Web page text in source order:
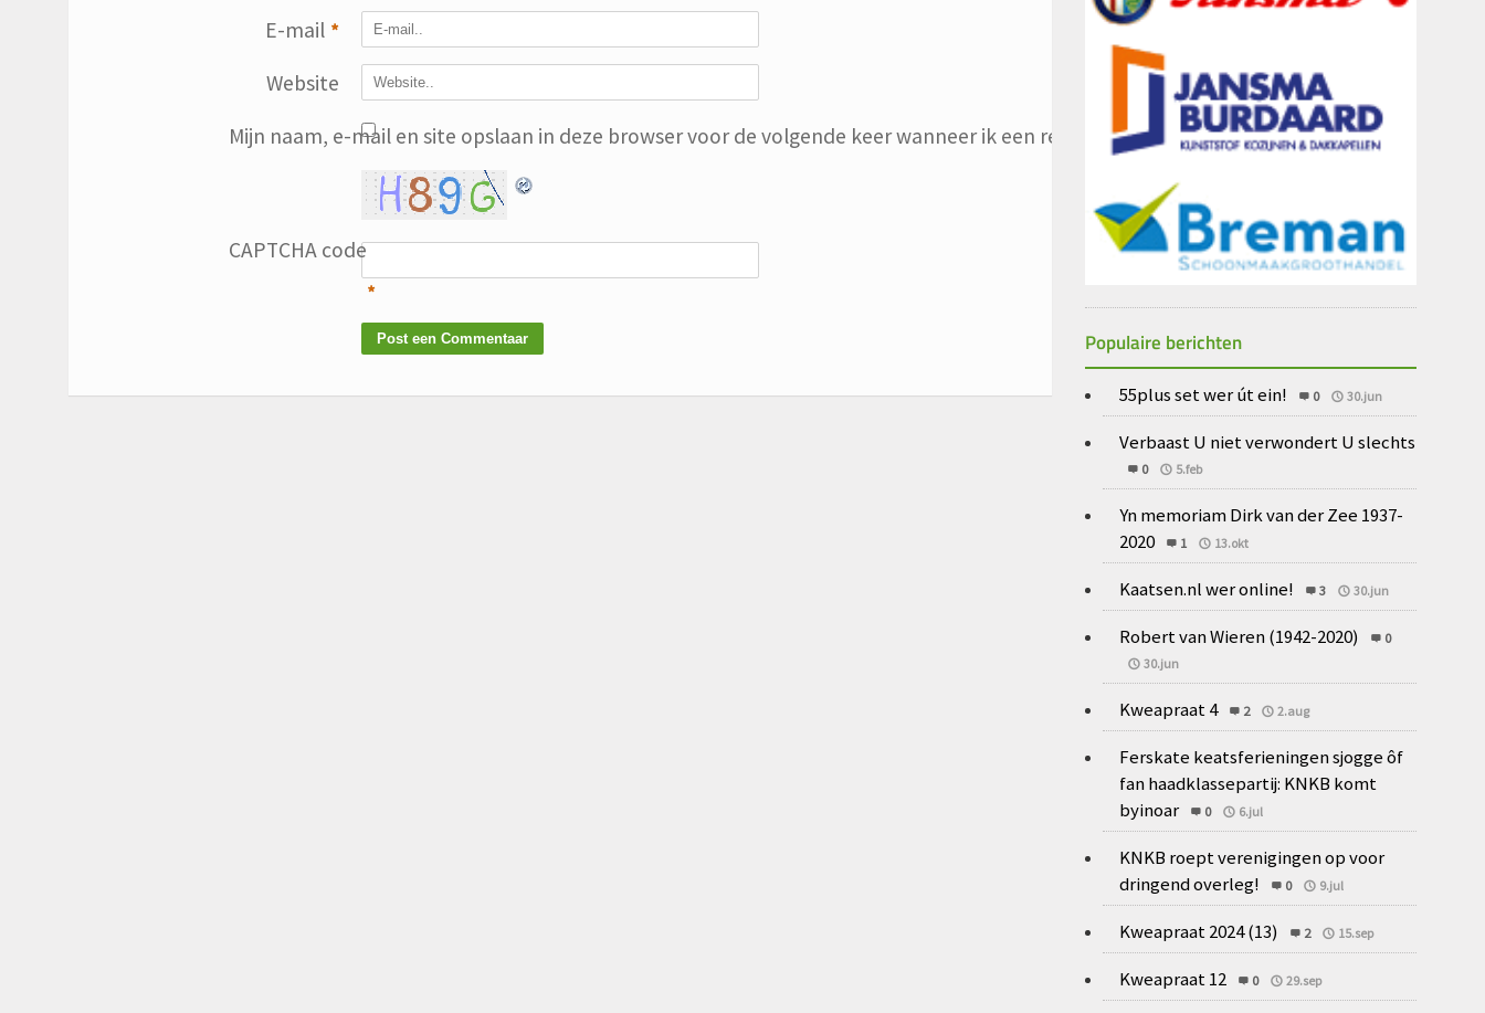
E-mail *
Website
Mijn naam, e-mail en site opslaan in deze browser voor de volgende keer wanneer ik een reactie plaats.
CAPTCHA code
*
Populaire berichten
55plus set wer út ein! 0 30.jun
Verbaast U niet verwondert U slechts
0 5.feb
Yn memoriam Dirk van der Zee 1937-
2020
1 13.okt
Kaatsen.nl wer online! 3 30.jun
Robert van Wieren (1942-2020)
0
30.jun
Kweapraat 4 2 2.aug
Ferskate keatsferieningen sjogge ôf
fan haadklassepartij: KNKB komt
byinoar
0 6.jul
KNKB roept verenigingen op voor
dringend overleg!
0 9.jul
Kweapraat 2024 (13) 2 15.sep
Kweapraat 12 0 29.sep